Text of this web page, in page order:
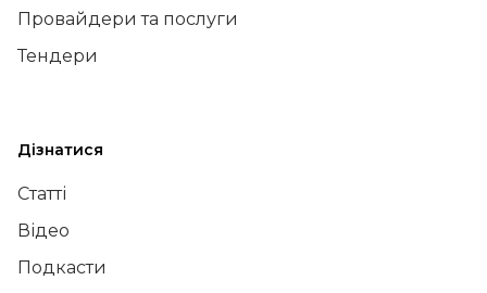
Провайдери та послуги
Тендери
Дізнатися
Статті
Відео
Подкасти